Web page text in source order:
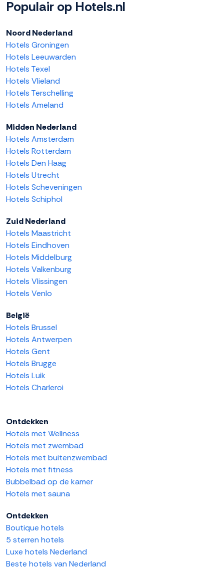
Populair op Hotels.nl
Noord Nederland
Hotels Groningen
Hotels Leeuwarden
Hotels Texel
Hotels Vlieland
Hotels Terschelling
Hotels Ameland
Midden Nederland
Hotels Amsterdam
Hotels Rotterdam
Hotels Den Haag
Hotels Utrecht
Hotels Scheveningen
Hotels Schiphol
Zuid Nederland
Hotels Maastricht
Hotels Eindhoven
Hotels Middelburg
Hotels Valkenburg
Hotels Vlissingen
Hotels Venlo
België
Hotels Brussel
Hotels Antwerpen
Hotels Gent
Hotels Brugge
Hotels Luik
Hotels Charleroi
Ontdekken
Hotels met Wellness
Hotels met zwembad
Hotels met buitenzwembad
Hotels met fitness
Bubbelbad op de kamer
Hotels met sauna
Ontdekken
Boutique hotels
5 sterren hotels
Luxe hotels Nederland
Beste hotels van Nederland